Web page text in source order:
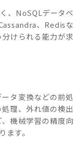
、NoSQLデータベ
、Redisな
けられる能力が求
タ変換などの前処
理、外れ値の検出
機械学習の精度向
ます。